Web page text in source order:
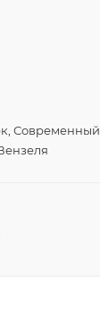
Современный